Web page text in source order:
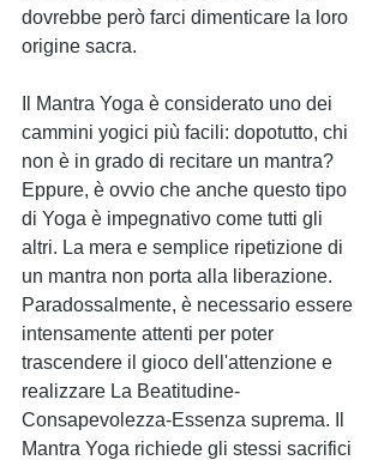
dovrebbe però farci dimenticare la loro
origine sacra.
Il Mantra Yoga è considerato uno dei
cammini yogici più facili: dopotutto, chi
non è in grado di recitare un mantra?
Eppure, è ovvio che anche questo tipo
di Yoga è impegnativo come tutti gli
altri. La mera e semplice ripetizione di
un mantra non porta alla liberazione.
Paradossalmente, è necessario essere
intensamente attenti per poter
trascendere il gioco dell'attenzione e
realizzare La Beatitudine-
Consapevolezza-Essenza suprema. Il
Mantra Yoga richiede gli stessi sacrifici